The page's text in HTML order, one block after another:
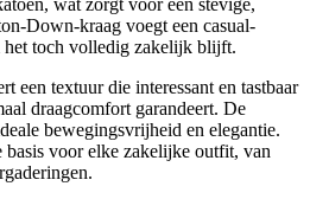
wat zorgt voor een stevige,
Down-kraag voegt een casual-
het toch volledig zakelijk blijft.
een textuur die interessant en tastbaar
draagcomfort garandeert. De
bewegingsvrijheid en elegantie.
voor elke zakelijke outfit, van